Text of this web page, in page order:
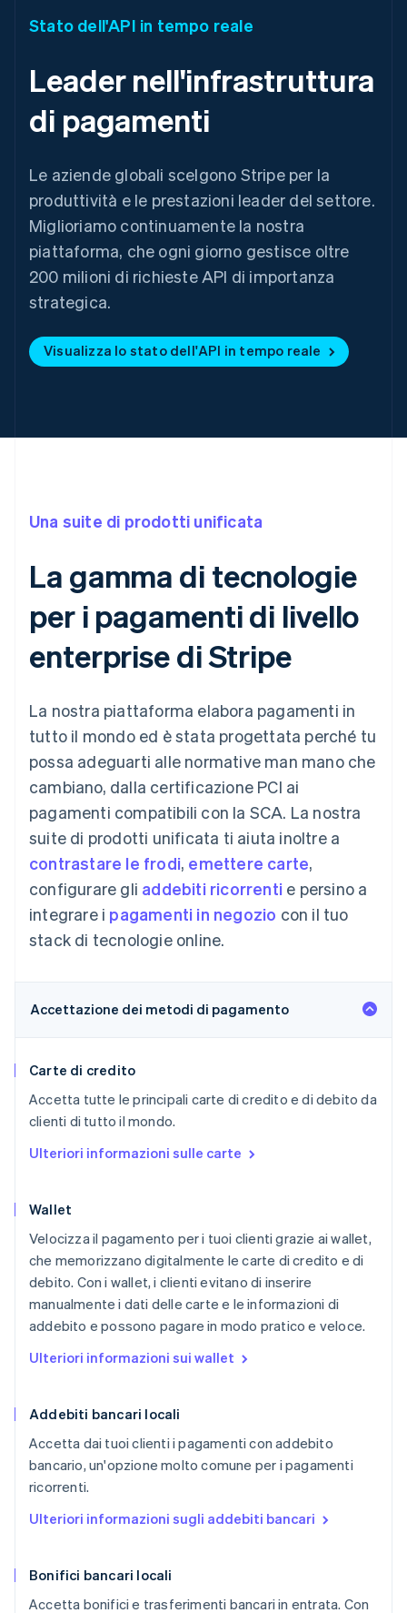
Stato dell'API in tempo reale
Leader nell'infrastruttura
di pagamenti
Le aziende globali scelgono Stripe per la
produttività e le prestazioni leader del settore.
Miglioriamo continuamente la nostra
piattaforma, che ogni giorno gestisce oltre
200 milioni di richieste API di importanza
strategica.
Visualizza lo stato dell'API in tempo reale
Una suite di prodotti unificata
La gamma di tecnologie
per i pagamenti di livello
enterprise di Stripe
La nostra piattaforma elabora pagamenti in
tutto il mondo ed è stata progettata perché tu
possa adeguarti alle normative man mano che
cambiano, dalla certificazione PCI ai
pagamenti compatibili con la SCA. La nostra
suite di prodotti unificata ti aiuta inoltre a
contrastare le frodi, emettere carte,
configurare gli addebiti ricorrenti e persino a
integrare i pagamenti in negozio con il tuo
stack di tecnologie online.
Accettazione dei metodi di pagamento
Carte di credito
Accetta tutte le principali carte di credito e di debito da
clienti di tutto il mondo.
Ulteriori informazioni sulle carte
Wallet
Velocizza il pagamento per i tuoi clienti grazie ai wallet,
che memorizzano digitalmente le carte di credito e di
debito. Con i wallet, i clienti evitano di inserire
manualmente i dati delle carte e le informazioni di
addebito e possono pagare in modo pratico e veloce.
Ulteriori informazioni sui wallet
Addebiti bancari locali
Accetta dai tuoi clienti i pagamenti con addebito
bancario, un'opzione molto comune per i pagamenti
ricorrenti.
Ulteriori informazioni sugli addebiti bancari
Bonifici bancari locali
Accetta bonifici e trasferimenti bancari in entrata. Con